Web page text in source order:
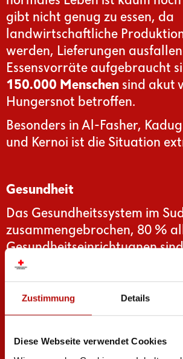
Zustimmung Details
Diese Webseite verwendet Cookies
gibt nicht genug zu essen, da
landwirtschaftliche
werden, Lieferungen
Essensvorräte aufgebraucht
150.000 Menschen sind akut
Hungersnot betroffen.
Besonders in Al-Fasher,
und Kernoi ist die Situation
Gesundheit
Das Gesundheitssystem im
zusammengebrochen, 80 %
Gesundheitseinrichtugnen
Sauberes Wasser gibt es
hygienische
Außerdem leben in den
und Siedlungen zu viele
Krankheitsausbrüchen.